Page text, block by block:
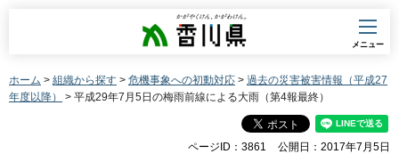
香川県
メニュー
ホーム > 組織から探す > 危機事象への初動対応 > 過去の災害被害情報（平成27
年度以降）
> 平成29年7月5日の梅雨前線による大雨（第4報最終）
ページID：3861 公開日：2017年7月5日